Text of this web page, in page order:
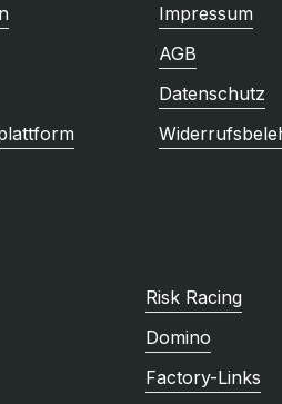
Impressum
AGB
Datenschutz
Risk Racing
Domino
Factory-Links